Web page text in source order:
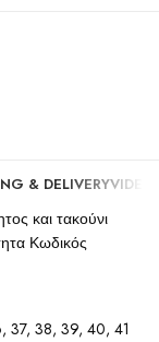
& DELIVERYVIDEO
και τακούνι
Κωδικός
, 37, 38, 39, 40, 41